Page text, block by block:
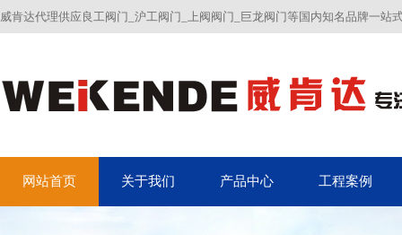
威肯达代理供应良工阀门_沪工阀门_上阀阀门_巨龙阀门等国内知名品牌一站
网站首页 关于我们 产品中心 工程案例